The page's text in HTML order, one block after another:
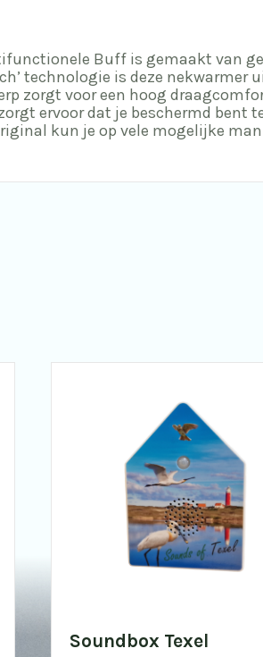
Buff is gemaakt van
technologie is deze nekwarmer
zorgt voor een hoog
ervoor dat je beschermd bent
kun je op vele mogelijke
Soundbox Texel